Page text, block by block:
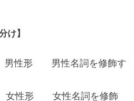
け】
性形 男性名詞を修飾す
女性形 女性名詞を修飾